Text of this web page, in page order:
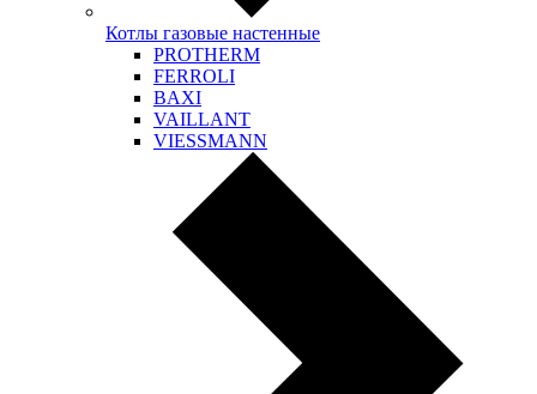
Котлы газовые настенные
PROTHERM
FERROLI
BAXI
VAILLANT
VIESSMANN